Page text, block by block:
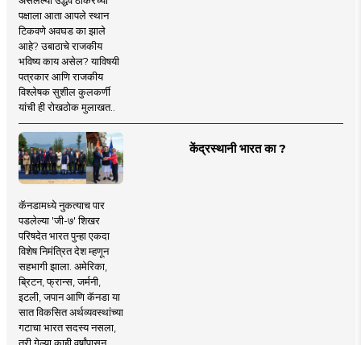
पक्षाला आता आपले स्थान
टिकवणे अवघड का झाले
आहे? उबाठाचे राजकीय
भविष्य काय असेल? याविषयी
पत्रकार आणि राजकीय
विश्लेषक सुशील कुलकर्णी
यांची ही रोखठोक मुलाखत..
केंद्रस्थानी भारत का ?
कॅनडामध्ये नुकत्याच पार
पडलेल्या 'जी-७' शिखर
परिषदेत भारत पुन्हा एकदा
विशेष निमंत्रित देश म्हणून
सहभागी झाला. अमेरिका,
ब्रिटन, फ्रान्स, जर्मनी,
इटली, जपान आणि कॅनडा या
सात विकसित अर्थव्यवस्थांच्या
गटाचा भारत सदस्य नसला,